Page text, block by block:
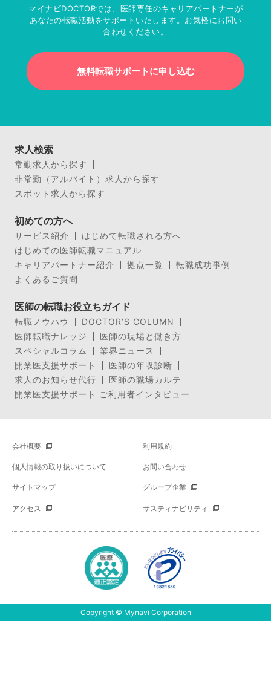
マイナビDOCTORでは、医師専任のキャリアパートナーが
あなたの転職活動をサポートいたします。お気軽にお問い
合わせください。
無料転職サポートに申し込む
求人検索
常勤求人から探す
非常勤（アルバイト）求人から探す
スポット求人から探す
初めての方へ
サービス紹介
はじめて転職される方へ
はじめての医師転職マニュアル
キャリアパートナー紹介
拠点一覧
転職成功事例
よくあるご質問
医師の転職お役立ちガイド
転職ノウハウ
DOCTOR’S COLUMN
医師転職ナレッジ
医師の現場と働き方
スペシャルコラム
業界ニュース
開業医支援サポート
医師の年収診断
求人のお知らせ代行
医師の職場カルテ
開業医支援サポート ご利用者インタビュー
会社概要 利用規約
個人情報の取り扱いについて お問い合わせ
サイトマップ グループ企業
アクセス サスティナビリティ
Copyright © Mynavi Corporation